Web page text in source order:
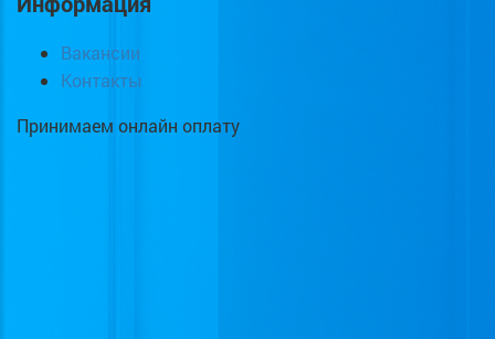
Вакансии
Контакты
Принимаем онлайн оплату